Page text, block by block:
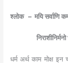
श्‍लोक– मयि सर्वाणि
निराशीनिर्मनो
धर्म अर्थ काम मोक्ष